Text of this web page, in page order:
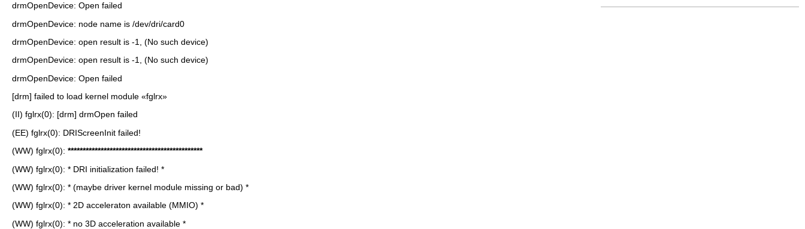
drmOpenDevice: Open failed
drmOpenDevice: node name is /dev/dri/card0
drmOpenDevice: open result is -1, (No such device)
drmOpenDevice: open result is -1, (No such device)
drmOpenDevice: Open failed
[drm] failed to load kernel module «fglrx»
(II) fglrx(0): [drm] drmOpen failed
(EE) fglrx(0): DRIScreenInit failed!
(WW) fglrx(0): *********************************************
(WW) fglrx(0): * DRI initialization failed! *
(WW) fglrx(0): * (maybe driver kernel module missing or bad) *
(WW) fglrx(0): * 2D acceleraton available (MMIO) *
(WW) fglrx(0): * no 3D acceleration available *